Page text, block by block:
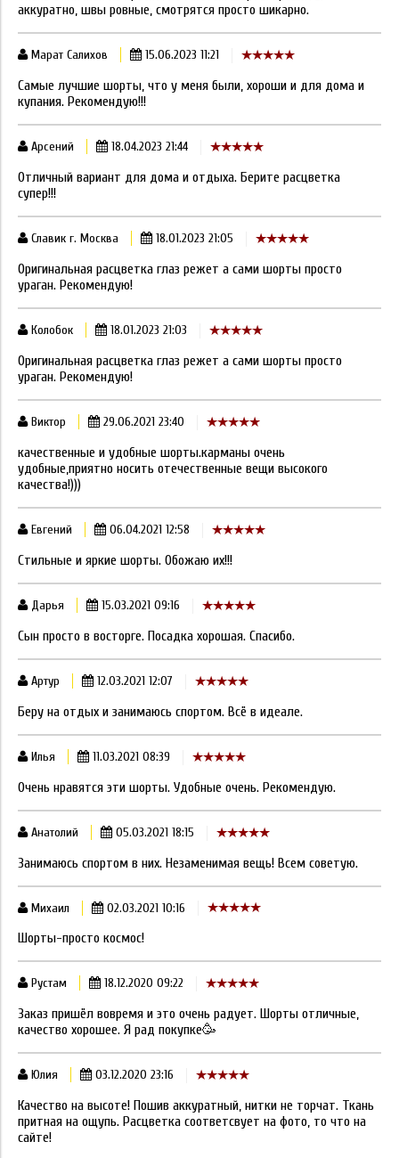
аккуратно, швы ровные, смотрятся просто шикарно.
Марат Салихов 15.06.2023 11:21
Самые лучшие шорты, что у меня были, хороши и для дома и
купания. Рекомендую!!!
Арсений 18.04.2023 21:44
Отличный вариант для дома и отдыха. Берите расцветка
супер!!!
Славик г. Москва 18.01.2023 21:05
Оригинальная расцветка глаз режет а сами шорты просто
ураган. Рекомендую!
Колобок 18.01.2023 21:03
Оригинальная расцветка глаз режет а сами шорты просто
ураган. Рекомендую!
Виктор 29.06.2021 23:40
качественные и удобные шорты.карманы очень
удобные,приятно носить отечественные вещи высокого
качества!)))
Евгений 06.04.2021 12:58
Стильные и яркие шорты. Обожаю их!!!
Дарья 15.03.2021 09:16
Сын просто в восторге. Посадка хорошая. Спасибо.
Артур 12.03.2021 12:07
Беру на отдых и занимаюсь спортом. Всё в идеале.
Илья 11.03.2021 08:39
Очень нравятся эти шорты. Удобные очень. Рекомендую.
Анатолий 05.03.2021 18:15
Занимаюсь спортом в них. Незаменимая вещь! Всем советую.
Михаил 02.03.2021 10:16
Шорты-просто космос!
Рустам 18.12.2020 09:22
Заказ пришёл вовремя и это очень радует. Шорты отличные,
качество хорошее. Я рад покупке🥳
Юлия 03.12.2020 23:16
Качество на высоте! Пошив аккуратный, нитки не торчат. Ткань
притная на ощупь. Расцветка соответсвует на фото, то что на
сайте!